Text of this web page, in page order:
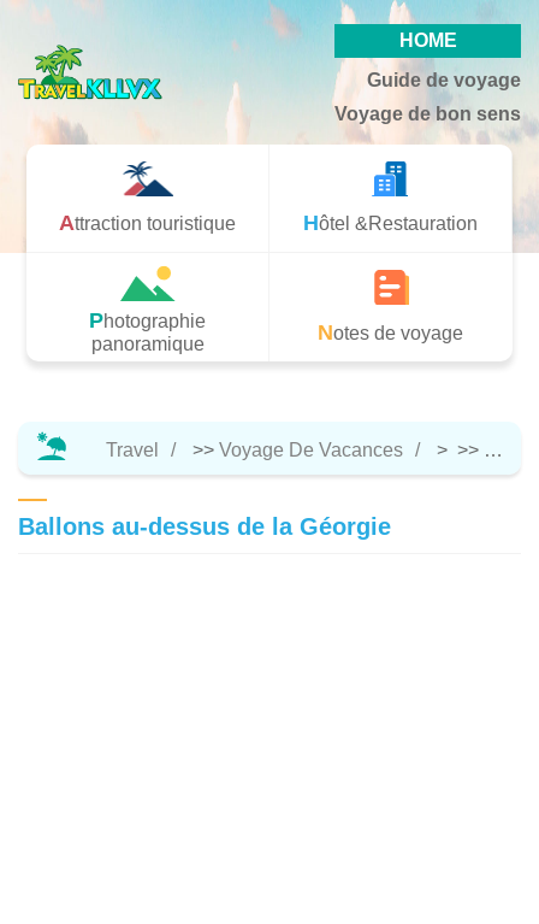
HOME
Guide de voyage
Voyage de bon sens
Attraction touristique Hôtel &Restauration
Photographie
panoramique
Notes de voyage
Travel >> Voyage De Vacances > >>
Ballons au-dessus de la Géorgie